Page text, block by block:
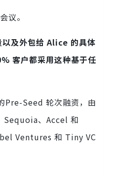
议。
及外包给 Alice 的具体
客户都采用这种基于任
Pre-Seed 轮次融资，由
、Accel 和
Ventures 和 Tiny VC